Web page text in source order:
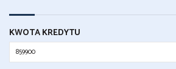
KWOTA KREDYTU